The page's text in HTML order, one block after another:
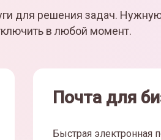
для решения задач.
в любой момент.
Почта для
Быстрая электронная